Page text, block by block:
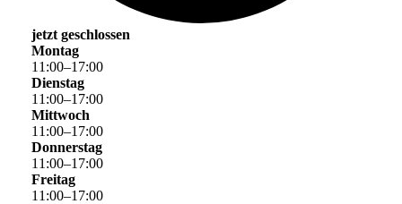
jetzt geschlossen
Montag
11 :00–17:00
Dienstag
11 :00–17:00
Mittwoch
11 :00–17:00
Donnerstag
11 :00–17:00
Freitag
11 :00–17:00